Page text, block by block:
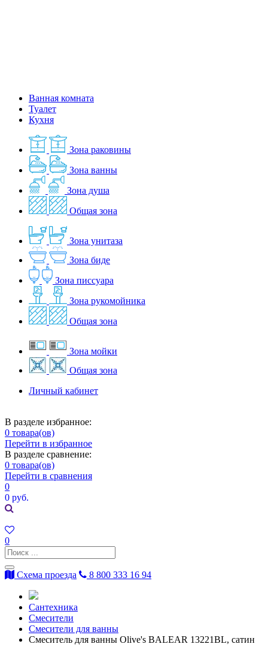
Ванная комната
Туалет
Кухня
Зона раковины
Зона ванны
Зона душа
Общая зона
Зона унитаза
Зона биде
Зона писсуара
Зона рукомойника
Общая зона
Зона мойки
Общая зона
Личный кабинет
В разделе избранное:
0 товара(ов)
Перейти в избранное
В разделе сравнение:
0 товара(ов)
Перейти в сравнения
0
0 руб.
0
Схема проезда 8 800 333 16 94
Сантехника
Смесители
Смесители для ванны
Смеситель для ванны Olive's BALEAR 13221BL, сатин